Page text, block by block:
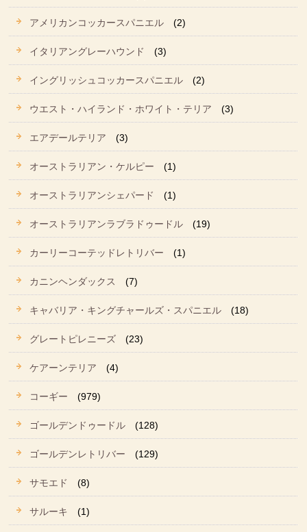
アメリカンコッカースパニエル (2)
イタリアングレーハウンド (3)
イングリッシュコッカースパニエル (2)
ウエスト・ハイランド・ホワイト・テリア (3)
エアデールテリア (3)
オーストラリアン・ケルピー (1)
オーストラリアンシェパード (1)
オーストラリアンラブラドゥードル (19)
カーリーコーテッドレトリバー (1)
カニンヘンダックス (7)
キャバリア・キングチャールズ・スパニエル (18)
グレートピレニーズ (23)
ケアーンテリア (4)
コーギー (979)
ゴールデンドゥードル (128)
ゴールデンレトリバー (129)
サモエド (8)
サルーキ (1)